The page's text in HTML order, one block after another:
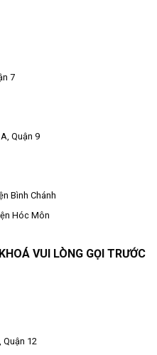
7
Quận 9
Bình Chánh
Hóc Môn
VUI LÒNG GỌI TRƯỚC
Quận 12